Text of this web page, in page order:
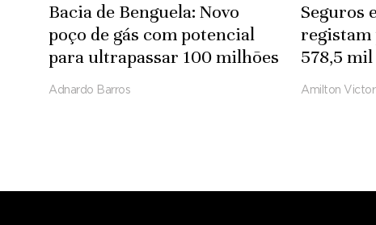
Bacia de Benguela: Novo
poço de gás com potencial
para ultrapassar 100 milhões
de pés cúbicos por dia
Adnardo Barros
Seguros
registam
578,5
2025
Amilton Victor